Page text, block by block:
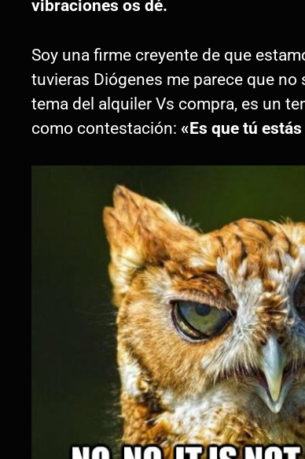
vibraciones os dé.
Soy una firme creyente de que
tuvieras Diógenes me parece que
tema del alquiler Vs compra, es un
como contestación: «Es que tú